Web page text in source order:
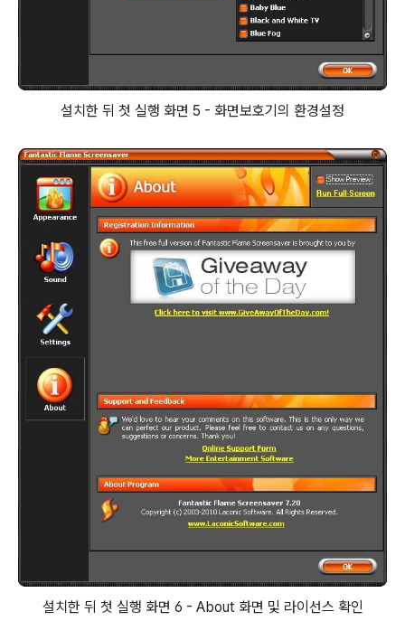
설치한 뒤 첫 실행 화면 5 - 화면보호기의 환경설정
설치한 뒤 첫 실행 화면 6 - About 화면 및 라이선스 확인